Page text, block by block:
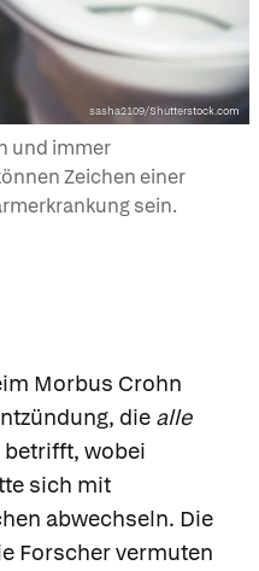
sasha2109/Shutterstock.com
und immer
Zeichen einer
sein.
Morbus Crohn
die alle
wobei
sich mit
abwechseln. Die
Forscher vermuten